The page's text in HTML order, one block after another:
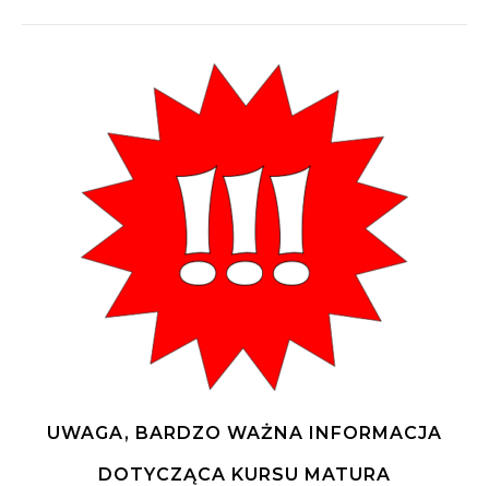
UWAGA, BARDZO WAŻNA INFORMACJA
DOTYCZĄCA KURSU MATURA